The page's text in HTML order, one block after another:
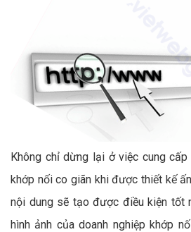
Không chỉ dừng lại ở việc cung
khớp nối co giãn khi được thiết kế
nội dung sẽ tạo được điều kiện tốt
hình ảnh của doanh nghiệp khớp